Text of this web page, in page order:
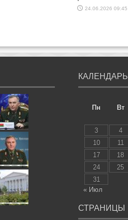
24.06.2026 09:45
КАЛЕНДАРЬ
Пн
Вт
3
4
10
11
17
18
24
25
31
« Июл
СТРАНИЦЫ